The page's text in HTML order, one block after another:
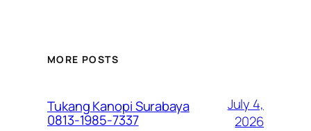
MORE POSTS
Tukang Kanopi Surabaya
0813-1985-7337
July 4,
2026